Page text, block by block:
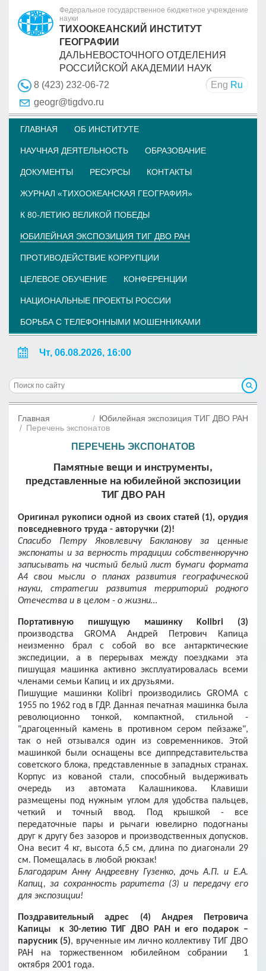
Федеральное государственное бюджетное учреждение
науки
ТИХООКЕАНСКИЙ ИНСТИТУТ
ГЕОГРАФИИ
ДАЛЬНЕВОСТОЧНОГО ОТДЕЛЕНИЯ
РОССИЙСКОЙ АКАДЕМИИ НАУК
8 (423) 232-06-72
Eng Ru
geogr@tigdvo.ru
ГЛАВНАЯ ОБ ИНСТИТУТЕ
НАУЧНАЯ ДЕЯТЕЛЬНОСТЬ ОБРАЗОВАНИЕ
ДОКУМЕНТЫ РЕСУРСЫ КОНТАКТЫ
ЖУРНАЛ «ТИХООКЕАНСКАЯ ГЕОГРАФИЯ»
К 80-ЛЕТИЮ ВЕЛИКОЙ ПОБЕДЫ
ЮБИЛЕЙНАЯ ЭКСПОЗИЦИЯ ТИГ ДВО РАН
ПРОТИВОДЕЙСТВИЕ КОРРУПЦИИ
ЦЕЛЕВОЕ ОБУЧЕНИЕ КОНФЕРЕНЦИИ
НАЦИОНАЛЬНЫЕ ПРОЕКТЫ РОССИИ
БОРЬБА С ТЕЛЕФОННЫМИ МОШЕННИКАМИ
Чт, 06.08.2026, 16:00
Главная
Юбилейная экспозиция ТИГ ДВО РАН
Перечень экспонатов
ПЕРЕЧЕНЬ ЭКСПОНАТОВ
Памятные вещи и инструменты,
представленные на юбилейной экспозиции
ТИГ ДВО РАН
Оригинал рукописи одной из своих статей (1), орудия
повседневного труда - авторучки (2)!
Спасибо Петру Яковлевичу Бакланову за ценные
экспонаты и за верность традиции собственноручно
записывать на чистый белый лист бумаги формата
А4 свои мысли о планах развития географической
науки, стратегии развития территорий родного
Отечества и в целом - о жизни…
Портативную пишущую машинку Kolibri (3)
производства GROMA Андрей Петрович Капица
неизменно брал с собой во все антарктические
экспедиции, а в перерывах между поездками эта
пишущая машинка активно эксплуатировалась всеми
членами семьи Капиц и их друзьями.
Пишущие машинки Kolibri производились GROMA с
1955 по 1962 год в ГДР. Данная печатная машинка была
революционно тонкой, компактной, стильной -
"драгоценный камень в противном сером пейзаже",
так о ней отзывался один из современников. Этой
машинкой были оснащены все диппредставительства
советского блока, представленные в западных странах.
Корпус из кованой стали, способный выдерживать
очередь из автомата Калашникова. Клавиши
размещены под нужным углом для удобства пальцев,
четкий и точный ввод. Под крышкой - все
передаточные пары и рычаги ювелирно подогнаны
друг к другу без зазоров и производственных допусков.
Она весит 4 кг, высота 6,5 см, длина по диагонали 29
см. Помещалась в любой рюкзак!
Благодарим Анну Андреевну Гузенко, дочь А.П. и Е.А.
Капиц, за сохранность раритета (3) и передачу его
для экспозиции!
Поздравительный адрес (4) Андрея Петровича
Капицы к 30-летию ТИГ ДВО РАН и его подарок –
парусник (5), врученные им лично коллективу ТИГ ДВО
РАН на торжественном юбилейном собрании 1
октября 2001 года.